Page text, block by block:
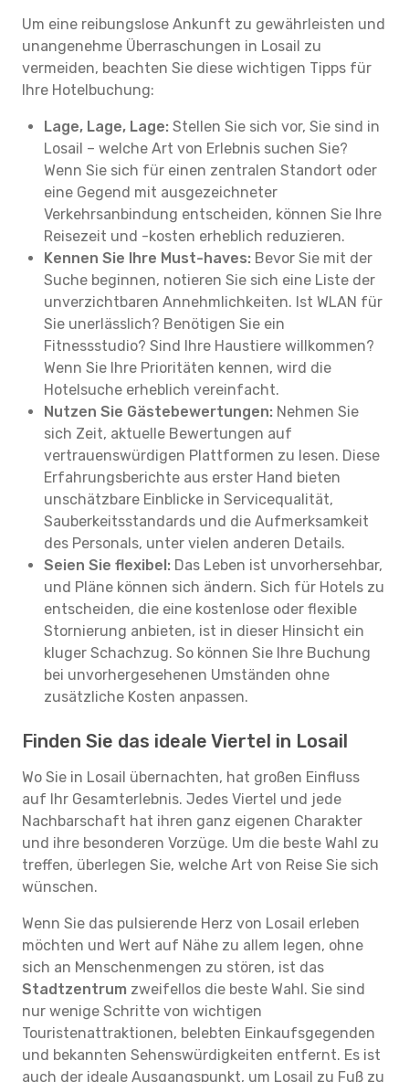
Um eine reibungslose Ankunft zu gewährleisten und
unangenehme Überraschungen in Losail zu
vermeiden, beachten Sie diese wichtigen Tipps für
Ihre Hotelbuchung:
Lage, Lage, Lage: Stellen Sie sich vor, Sie sind in
Losail – welche Art von Erlebnis suchen Sie?
Wenn Sie sich für einen zentralen Standort oder
eine Gegend mit ausgezeichneter
Verkehrsanbindung entscheiden, können Sie Ihre
Reisezeit und -kosten erheblich reduzieren.
Kennen Sie Ihre Must-haves: Bevor Sie mit der
Suche beginnen, notieren Sie sich eine Liste der
unverzichtbaren Annehmlichkeiten. Ist WLAN für
Sie unerlässlich? Benötigen Sie ein
Fitnessstudio? Sind Ihre Haustiere willkommen?
Wenn Sie Ihre Prioritäten kennen, wird die
Hotelsuche erheblich vereinfacht.
Nutzen Sie Gästebewertungen: Nehmen Sie
sich Zeit, aktuelle Bewertungen auf
vertrauenswürdigen Plattformen zu lesen. Diese
Erfahrungsberichte aus erster Hand bieten
unschätzbare Einblicke in Servicequalität,
Sauberkeitsstandards und die Aufmerksamkeit
des Personals, unter vielen anderen Details.
Seien Sie flexibel: Das Leben ist unvorhersehbar,
und Pläne können sich ändern. Sich für Hotels zu
entscheiden, die eine kostenlose oder flexible
Stornierung anbieten, ist in dieser Hinsicht ein
kluger Schachzug. So können Sie Ihre Buchung
bei unvorhergesehenen Umständen ohne
zusätzliche Kosten anpassen.
Finden Sie das ideale Viertel in Losail
Wo Sie in Losail übernachten, hat großen Einfluss
auf Ihr Gesamterlebnis. Jedes Viertel und jede
Nachbarschaft hat ihren ganz eigenen Charakter
und ihre besonderen Vorzüge. Um die beste Wahl zu
treffen, überlegen Sie, welche Art von Reise Sie sich
wünschen.
Wenn Sie das pulsierende Herz von Losail erleben
möchten und Wert auf Nähe zu allem legen, ohne
sich an Menschenmengen zu stören, ist das
Stadtzentrum zweifellos die beste Wahl. Sie sind
nur wenige Schritte von wichtigen
Touristenattraktionen, belebten Einkaufsgegenden
und bekannten Sehenswürdigkeiten entfernt. Es ist
auch der ideale Ausgangspunkt, um Losail zu Fuß zu